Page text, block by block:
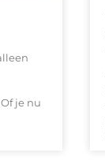
je nu